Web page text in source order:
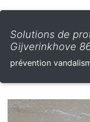
Solutions de
Gijverinkhove
prévention